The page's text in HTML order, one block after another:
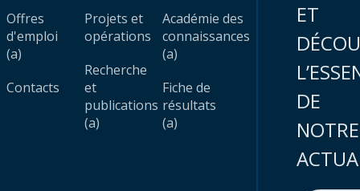
Offres
d'emploi
(a)
Contacts
Projets et
opérations
Recherche
et
publications
(a)
Académie des
connaissances
(a)
Fiche de
résultats
(a)
ET
DE
NOTRE